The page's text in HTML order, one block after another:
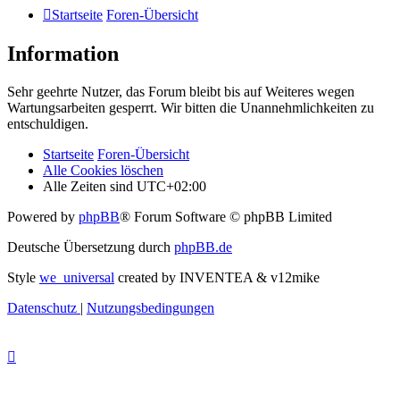
Startseite Foren-Übersicht
Information
Sehr geehrte Nutzer, das Forum bleibt bis auf Weiteres wegen
Wartungsarbeiten gesperrt. Wir bitten die Unannehmlichkeiten zu
entschuldigen.
Startseite Foren-Übersicht
Alle Cookies löschen
Alle Zeiten sind UTC+02:00
Powered by phpBB® Forum Software © phpBB Limited
Deutsche Übersetzung durch phpBB.de
Style we_universal created by INVENTEA & v12mike
Datenschutz | Nutzungsbedingungen